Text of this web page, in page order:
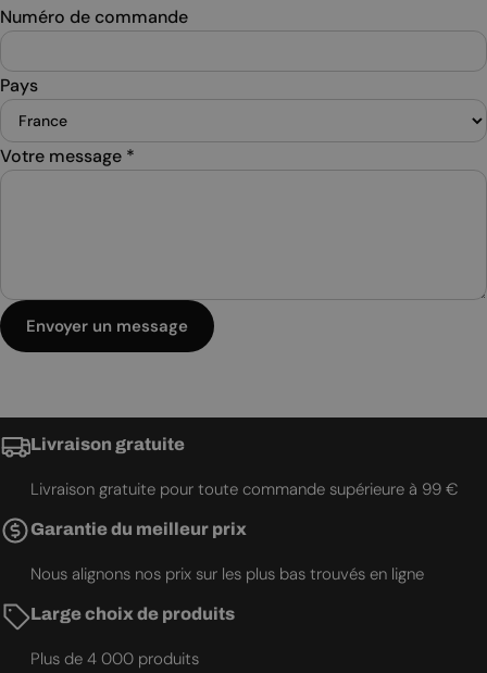
Numéro de commande
Pays
Votre message *
Envoyer un message
Livraison gratuite
Livraison gratuite pour toute commande supérieure à 99 €
Garantie du meilleur prix
Nous alignons nos prix sur les plus bas trouvés en ligne
Large choix de produits
Plus de 4 000 produits